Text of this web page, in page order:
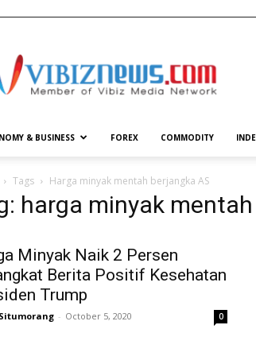
& BUSINESS FOREX COMMODITY
Tags Harga minyak mentah berjangka AS
harga minyak
Minyak Naik 2 Persen
Berita Positif Kesehatan
Trump
- October 5, 2020 0